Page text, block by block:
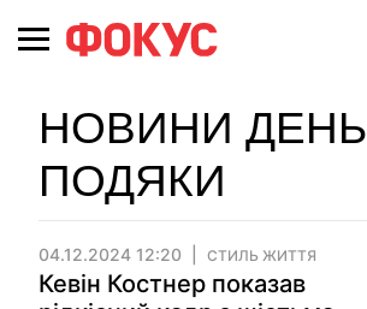
НОВИНИ ДЕНЬ
ПОДЯКИ
04.12.2024 12:20 СТИЛЬ ЖИТТЯ
Кевін Костнер показав